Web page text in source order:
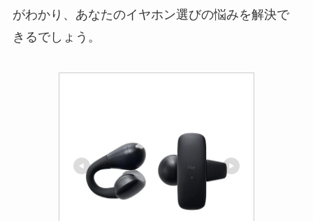
がわかり、あなたのイヤホン選びの悩みを解決で
きるでしょう。